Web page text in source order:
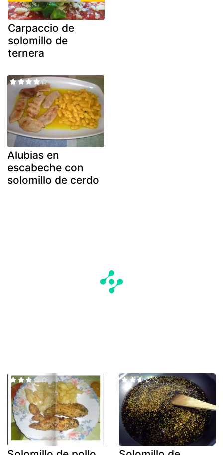
Carpaccio de
solomillo de
ternera
Alubias en
escabeche con
solomillo de cerdo